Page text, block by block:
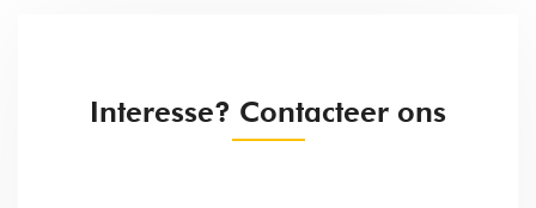
Interesse? Contacteer ons